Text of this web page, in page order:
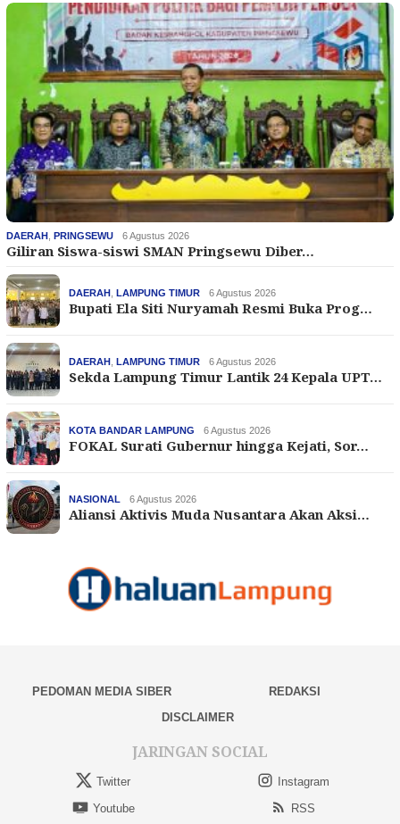
DAERAH PRINGSEWU 6 Agustus 2026
Giliran Siswa-siswi SMAN Pringsewu Diber…
DAERAH LAMPUNG TIMUR 6 Agustus 2026
Bupati Ela Siti Nuryamah Resmi Buka Prog…
DAERAH LAMPUNG TIMUR 6 Agustus 2026
Sekda Lampung Timur Lantik 24 Kepala UPT…
KOTA BANDAR LAMPUNG 6 Agustus 2026
FOKAL Surati Gubernur hingga Kejati, Sor…
NASIONAL 6 Agustus 2026
Aliansi Aktivis Muda Nusantara Akan Aksi…
PEDOMAN MEDIA SIBER
REDAKSI
DISCLAIMER
JARINGAN SOCIAL
Twitter
Instagram
Youtube
RSS